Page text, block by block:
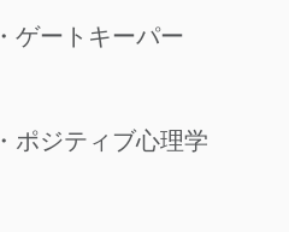
​・ゲートキーパー
​・ポジティブ心理学